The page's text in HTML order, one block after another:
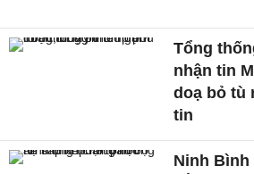
Tổng
nhận tin
doạ bỏ tù
tin
Ninh